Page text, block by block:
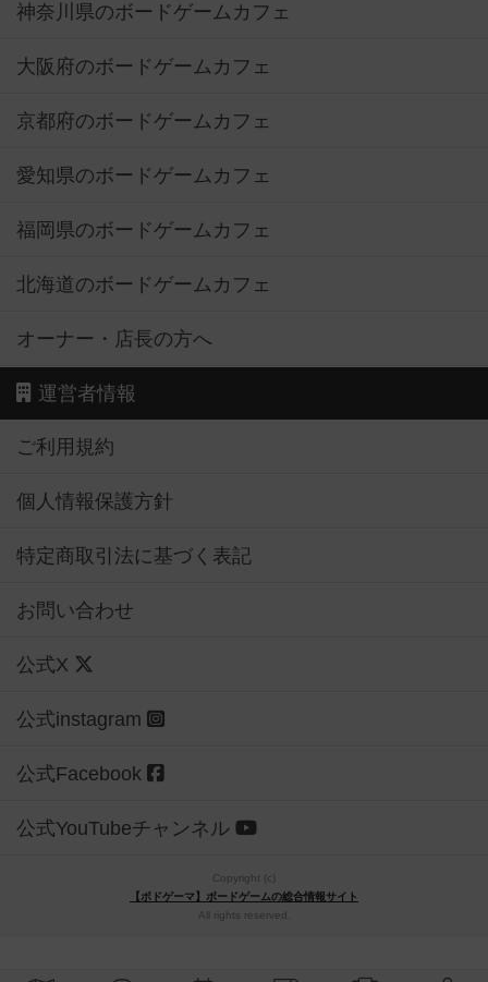
神奈川県のボードゲームカフェ
大阪府のボードゲームカフェ
京都府のボードゲームカフェ
愛知県のボードゲームカフェ
福岡県のボードゲームカフェ
北海道のボードゲームカフェ
オーナー・店長の方へ
運営者情報
ご利用規約
個人情報保護方針
特定商取引法に基づく表記
お問い合わせ
公式X
公式instagram
公式Facebook
公式YouTubeチャンネル
Copyright (c)
【ボドゲーマ】ボードゲームの総合情報サイト
All rights reserved.